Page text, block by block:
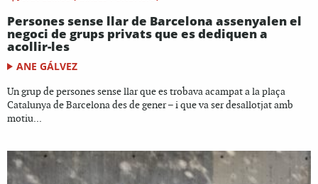
Persones sense llar de Barcelona assenyalen el
negoci de grups privats que es dediquen a
acollir-les
ANE GÁLVEZ
Un grup de persones sense llar que es trobava acampat a la plaça
Catalunya de Barcelona des de gener – i que va ser desallotjat amb
motiu...